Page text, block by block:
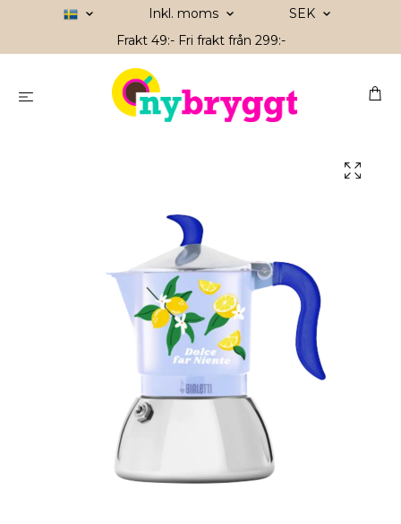
Inkl. moms
SEK
Frakt 49:- Fri frakt från 299:-